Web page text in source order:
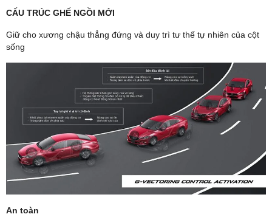
CẤU TRÚC GHẾ NGỒI MỚI
Giữ cho xương chậu thẳng đứng và duy trì tư thế tự nhiên của cột
sống
An toàn